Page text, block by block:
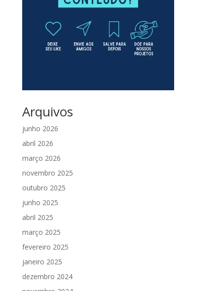
Arquivos
junho 2026
abril 2026
março 2026
novembro 2025
outubro 2025
junho 2025
abril 2025
março 2025
fevereiro 2025
janeiro 2025
dezembro 2024